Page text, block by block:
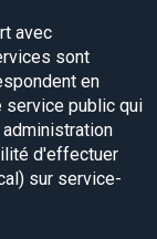
avec
sont
en
service public qui
administration
d'effectuer
sur service-